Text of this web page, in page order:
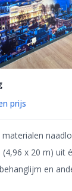
prijs
x 20 m) uit
en